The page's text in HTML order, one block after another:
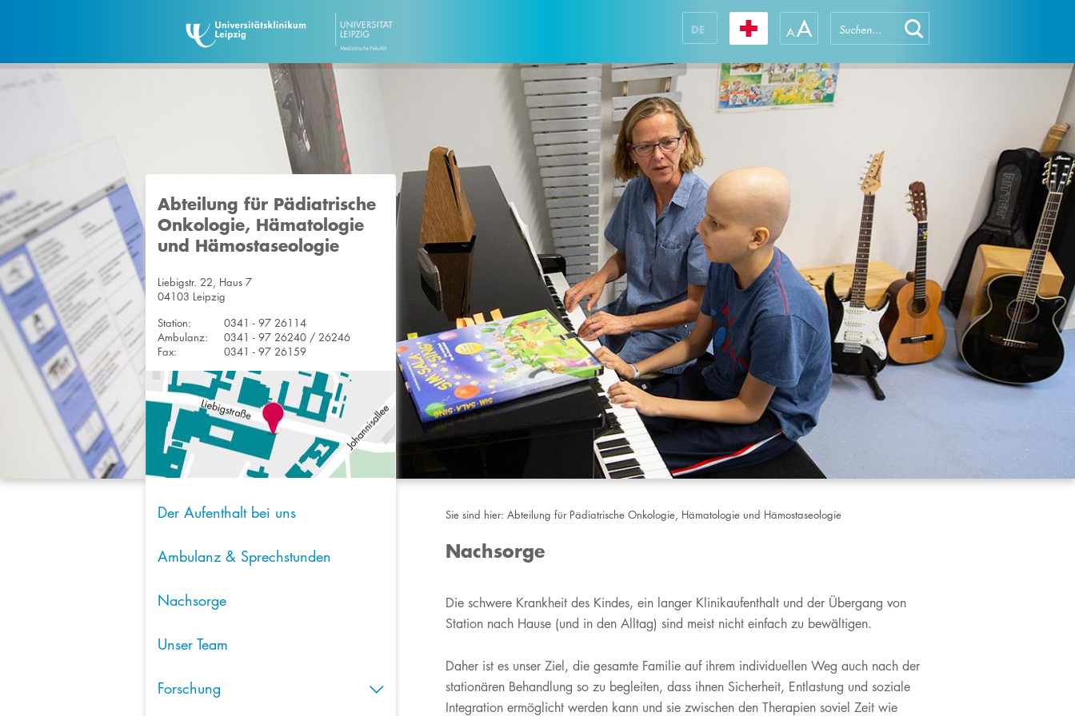
DE
Abteilung für Pädiatrische
Onkologie, Hämatologie
und Hämostaseologie
Liebigstr. 22, Haus 7
04103 Leipzig
Station:
0341 - 97 26114
Ambulanz:
0341 - 97 26240 / 26246
Fax:
0341 - 97 26159
Der Aufenthalt bei uns
Ambulanz & Sprechstunden
Nachsorge
Unser Team
Forschung
Sie sind hier:Abteilung für Pädiatrische Onkologie, Hämatologie und Hämostaseologie
Nachsorge
​​Die schwere Krankheit des Kindes, ein langer Klinikaufenthalt und der Übergang von
Station nach Hause (und in den Alltag) sind meist nicht einfach zu bewältigen.
Daher ist es unser Ziel, die gesamte Familie auf ihrem individuellen Weg auch nach der
stationären Behandlung so zu begleiten, dass ihnen Sicherheit, Entlastung und soziale
Integration ermöglicht werden kann und sie zwischen den Therapien soviel Zeit wie